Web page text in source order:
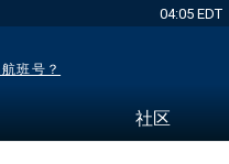
04:05 EDT
班号？
社区